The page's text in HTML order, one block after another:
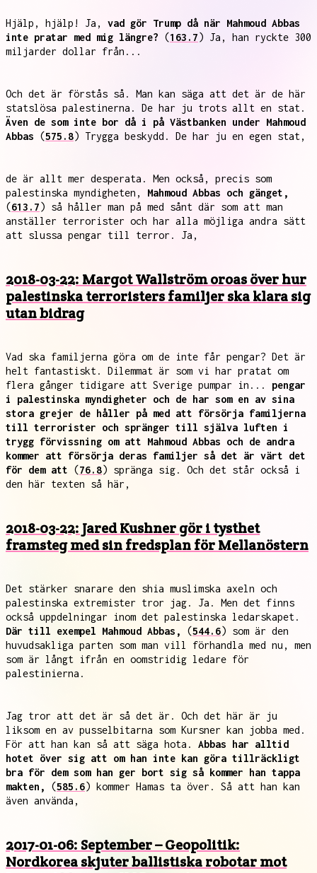
Hjälp, hjälp! Ja, vad gör Trump då när Mahmoud Abbas
inte pratar med mig längre? (163.7) Ja, han ryckte 300
miljarder dollar från...
Och det är förstås så. Man kan säga att det är de här
statslösa palestinerna. De har ju trots allt en stat.
Även de som inte bor då i på Västbanken under Mahmoud
Abbas (575.8) Trygga beskydd. De har ju en egen stat,
de är allt mer desperata. Men också, precis som
palestinska myndigheten, Mahmoud Abbas och gänget,
(613.7) så håller man på med sånt där som att man
anställer terrorister och har alla möjliga andra sätt
att slussa pengar till terror. Ja,
2018-03-22: Margot Wallström oroas över hur
palestinska terroristers familjer ska klara sig
utan bidrag
Vad ska familjerna göra om de inte får pengar? Det är
helt fantastiskt. Dilemmat är som vi har pratat om
flera gånger tidigare att Sverige pumpar in... pengar
i palestinska myndigheter och de har som en av sina
stora grejer de håller på med att försörja familjerna
till terrorister och spränger till själva luften i
trygg förvissning om att Mahmoud Abbas och de andra
kommer att försörja deras familjer så det är värt det
för dem att (76.8) spränga sig. Och det står också i
den här texten så här,
2018-03-22: Jared Kushner gör i tysthet
framsteg med sin fredsplan för Mellanöstern
Det stärker snarare den shia muslimska axeln och
palestinska extremister tror jag. Ja. Men det finns
också uppdelningar inom det palestinska ledarskapet.
Där till exempel Mahmoud Abbas,
(544.6) som är den
huvudsakliga parten som man vill förhandla med nu, men
som är långt ifrån en oomstridig ledare för
palestinierna.
Jag tror att det är så det är. Och det här är ju
liksom en av pusselbitarna som Kursner kan jobba med.
För att han kan så att säga hota. Abbas har alltid
hotet över sig att om han inte kan göra tillräckligt
bra för dem som han ger bort sig så kommer han tappa
makten,
(585.6) kommer Hamas ta över. Så att han kan
även använda,
2017-01-06: September – Geopolitik:
Nordkorea skjuter ballistiska robotar mot